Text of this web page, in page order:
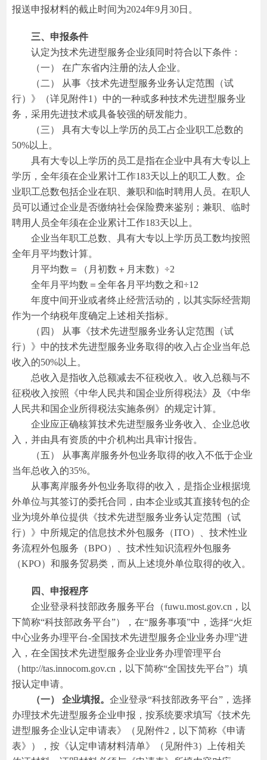
报送申报材料的截止时间为2024年9月30日。
三、申报条件
认定为技术先进型服务企业须同时符合以下条件：
（一） 在广东省内注册的法人企业。
（二） 从事《技术先进型服务业务认定范围（试
行）》（详见附件1）中的一种或多种技术先进型服务业
务，采用先进技术或具备较强的研发能力。
（三） 具有大专以上学历的员工占企业职工总数的
50%以上。
具有大专以上学历的员工是指在企业中具有大专以上
学历，全年须在企业累计工作183天以上的职工人数。企
业职工总数包括企业在职、兼职和临时聘用人员。在职人
员可以通过企业是否缴纳社会保险费来鉴别；兼职、临时
聘用人员全年须在企业累计工作183天以上。
企业当年职工总数、具有大专以上学历员工数均按照
全年月平均数计算。
月平均数＝（月初数＋月末数）÷2
全年月平均数＝全年各月平均数之和÷12
年度中间开业或者终止经营活动的，以其实际经营期
作为一个纳税年度确定上述相关指标。
（四） 从事《技术先进型服务业务认定范围（试
行）》中的技术先进型服务业务取得的收入占企业当年总
收入的50%以上。
总收入是指收入总额减去不征税收入。收入总额与不
征税收入按照《中华人民共和国企业所得税法》及《中华
人民共和国企业所得税法实施条例》的规定计算。
企业应正确核算技术先进型服务业务收入、企业总收
入，并由具有资质的中介机构出具审计报告。
（五） 从事离岸服务外包业务取得的收入不低于企业
当年总收入的35%。
从事离岸服务外包业务取得的收入，是指企业根据境
外单位与其签订的委托合同，由本企业或其直接转包的企
业为境外单位提供《技术先进型服务业务认定范围（试
行）》中所规定的信息技术外包服务（ITO）、技术性业
务流程外包服务（BPO）、技术性知识流程外包服务
（KPO）和服务贸易类，而从上述境外单位取得的收入。
四、申报程序
企业登录科技部政务服务平台（fuwu.most.gov.cn，以
下简称“科技部政务平台”），在“服务事项”中，选择“火炬
中心业务办理平台-全国技术先进型服务企业业务办理”进
入，在全国技术先进型服务企业业务办理管理平台
（http://tas.innocom.gov.cn，以下简称“全国技先平台”）填
报认定申请。
（一） 企业填报。企业登录“科技部政务平台”，选择
办理技术先进型服务企业申报，按系统要求填写《技术先
进型服务企业认定申请表》（见附件2，以下简称《申请
表》），按《认定申请材料清单》（见附件3）上传相关